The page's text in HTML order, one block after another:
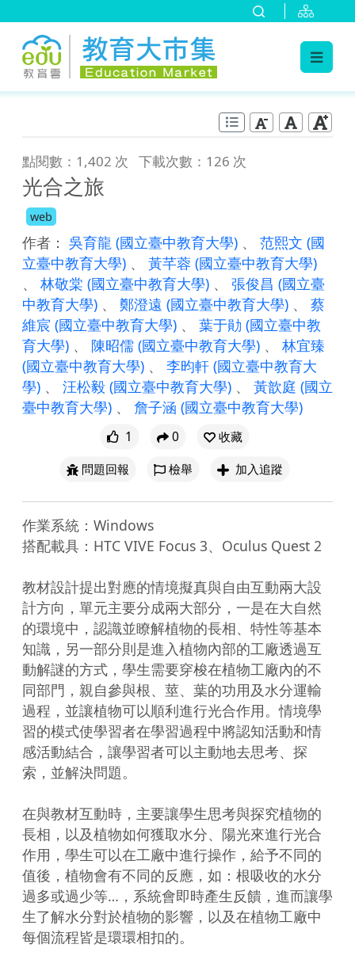
點閱數：1,402 次 下載次數：126 次
光合之旅
web
作者： 吳育龍 (國立臺中教育大學) 、 范熙文 (國
立臺中教育大學) 、 黃芊蓉 (國立臺中教育大學)
、 林敬棠 (國立臺中教育大學) 、 張俊昌 (國立臺
中教育大學) 、 鄭澄遠 (國立臺中教育大學) 、 蔡
維宸 (國立臺中教育大學) 、 葉于勛 (國立臺中教
育大學) 、 陳昭儒 (國立臺中教育大學) 、 林宜臻
(國立臺中教育大學) 、 李昀軒 (國立臺中教育大
學) 、 汪松毅 (國立臺中教育大學) 、 黃歆庭 (國立
臺中教育大學) 、 詹子涵 (國立臺中教育大學)
1 0
收藏
問題回報
檢舉 加入追蹤
作業系統：Windows
搭配載具：HTC VIVE Focus 3、Oculus Quest 2
教材設計提出對應的情境擬真與自由互動兩大設
計方向，單元主要分成兩大部分，一是在大自然
的環境中，認識並瞭解植物的長相、特性等基本
知識，另一部分則是進入植物內部的工廠透過互
動解謎的方式，學生需要穿梭在植物工廠內的不
同部門，親自參與根、莖、葉的功用及水分運輸
過程，並讓植物可以順利進行光合作用。情境學
習的模式使學習者在學習過程中將認知活動和情
感活動結合，讓學習者可以主動地去思考、探
索，並解決問題。
在與教材互動時，主要讓學生思考與探究植物的
長相，以及植物如何獲取水分、陽光來進行光合
作用，學生可以在工廠中進行操作，給予不同的
值後，植物會有不同的反應，如：根吸收的水分
過多或過少等…，系統會即時產生反饋，進而讓學
生了解水分對於植物的影響，以及在植物工廠中
每個流程皆是環環相扣的。